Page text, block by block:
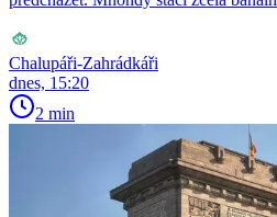
Chalupáři-Zahrádkáři
dnes, 15:20
2 min